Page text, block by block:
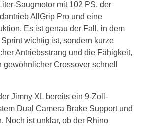
Saugmotor mit 102 PS, der
AllGrip Pro und eine
Es ist genau der Fall, in dem
wichtig ist, sondern kurze
Antriebsstrang und die Fähigkeit,
gewöhnlicher Crossover schnell
Jimny XL bereits ein 9-Zoll-
Dual Camera Brake Support und
Noch ist unklar, ob der Rhino